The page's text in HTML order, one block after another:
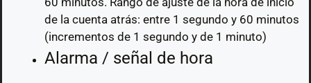
de la cuenta atrás: entre 1 segundo y 60 minutos
(incrementos de 1 segundo y de 1 minuto)
Alarma / señal de hora